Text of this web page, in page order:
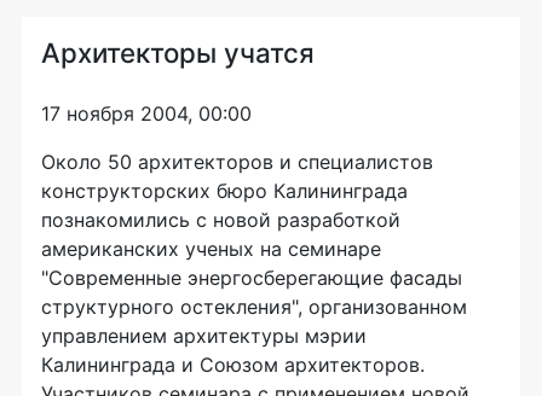
Архитекторы учатся
17 ноября 2004, 00:00
Около 50 архитекторов и специалистов
конструкторских бюро Калининграда
познакомились с новой разработкой
американских ученых на семинаре
"Современные энергосберегающие фасады
структурного остекления", организованном
управлением архитектуры мэрии
Калининграда и Союзом архитекторов.